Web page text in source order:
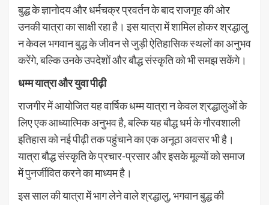
बुद्ध के ज्ञानोदय और धर्मचक्र प्रवर्तन के बाद राजगृह की ओर
उनकी यात्रा का साक्षी रहा है। इस यात्रा में शामिल होकर श्रद्धालु
न केवल भगवान बुद्ध के जीवन से जुड़ी ऐतिहासिक स्थलों का अनुभव
करेंगे, बल्कि उनके उपदेशों और बौद्ध संस्कृति को भी समझ सकेंगे।
धम्म यात्रा और युवा पीढ़ी
राजगीर में आयोजित यह वार्षिक धम्म यात्रा न केवल श्रद्धालुओं के
लिए एक आध्यात्मिक अनुभव है, बल्कि यह बौद्ध धर्म के गौरवशाली
इतिहास को नई पीढ़ी तक पहुंचाने का एक अनूठा अवसर भी है।
यात्रा बौद्ध संस्कृति के प्रचार-प्रसार और इसके मूल्यों को समाज
में पुनर्जीवित करने का माध्यम है।
इस साल की यात्रा में भाग लेने वाले श्रद्धालु, भगवान बुद्ध की